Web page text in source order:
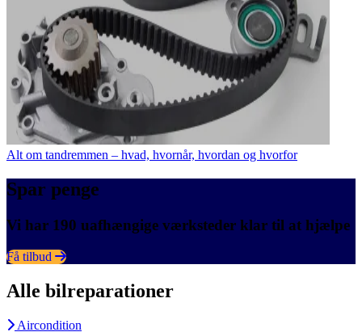
Alt om tandremmen – hvad, hvornår, hvordan og hvorfor
Spar penge
Vi har 190 uafhængige værksteder klar til at hjælpe
Få tilbud
Alle bilreparationer
Aircondition